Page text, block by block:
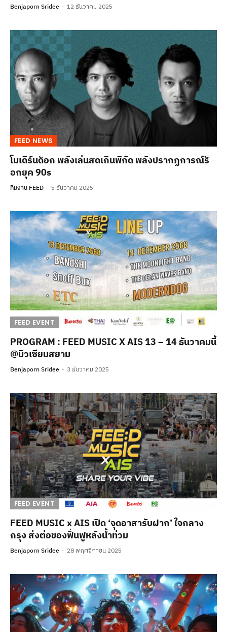
Benjaporn Sridee 12 ธันวาคม 2025
FEED NEWS
โมเดิร์นด็อก พลังเล่นสดเกินพิกัด พลังปรากฏการณ์ร็
อกยุค 90s
ทีมงาน FEED 5 ธันวาคม 2025
FEED EVENT
PROGRAM : FEED MUSIC X AIS 13 – 14 ธันวาคมนี้
@มิวเซียมสยาม
Benjaporn Sridee 3 ธันวาคม 2025
FEED EVENT
FEED MUSIC x AIS เปิด ‘จุดอาสารับฝาก’ ใจกลาง
กรุง ส่งต่อของฟื้นฟูหลังน้ำท่วม
Benjaporn Sridee 28 พฤศจิกายน 2025